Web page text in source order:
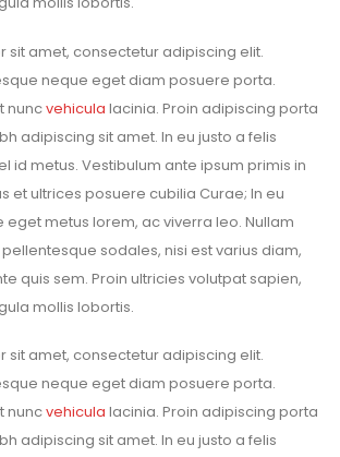
sit amet, consectetur adipiscing elit.
neque eget diam posuere porta.
nuncvehicula lacinia. Proin adipiscing porta
adipiscing sit amet. In eu justo a felis
id metus. Vestibulum ante ipsum primis in
et ultrices posuere cubilia Curae; In eu
eget metus lorem, ac viverra leo. Nullam
sodales, nisi est varius diam,
quis sem. Proin ultricies volutpat sapien,
mollis lobortis.
sit amet, consectetur adipiscing elit.
neque eget diam posuere porta.
nuncvehicula lacinia. Proin adipiscing porta
adipiscing sit amet. In eu justo a felis